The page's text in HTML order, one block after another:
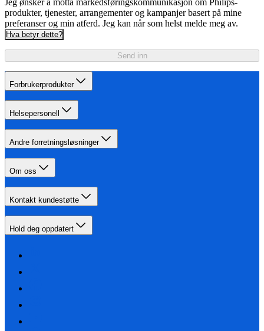
produkter, tjenester, arrangementer og kampanjer basert på mine
preferanser og min atferd. Jeg kan når som helst melde meg av.
Hva betyr dette?
Send inn
Forbrukerprodukter
Helsepersonell
Andre forretningsløsninger
Om oss
Kontakt kundestøtte
Hold deg oppdatert